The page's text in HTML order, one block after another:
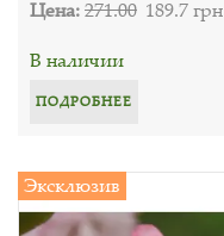
Цена:271.00 189.7 грн
В наличии
ПОДРОБНЕЕ
Эксклюзив